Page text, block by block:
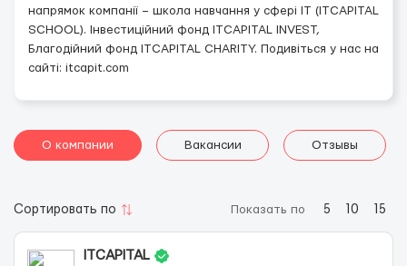
напрямок компанії – школа навчання у сфері ІТ (ITCAPITAL
SCHOOL). Інвестиційний фонд ITCAPITAL INVEST,
Благодійний фонд ITCAPITAL CHARITY. Подивіться у нас на
сайті: itcapit.com
О компании Вакансии Отзывы
Сортировать по Показать по 5 10 15
ITCAPITAL